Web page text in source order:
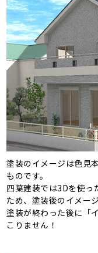
塗装のイメージは色見
ものです。
四葉建装では3Dを使っ
ため、塗装後のイメー
塗装が終わった後に「
こりません！